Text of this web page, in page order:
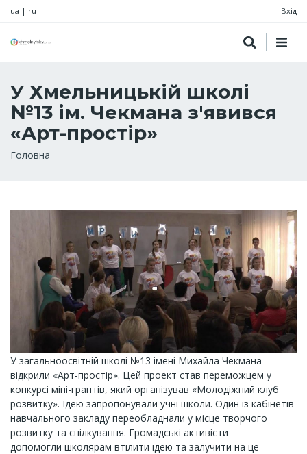
ua | ru Вхід
У Хмельницькій школі
№13 ім. Чекмана з'явився
«Арт-простір»
Рядок
Головна
У загальноосвітній школі №13 імені Михайла Чекмана
відкрили «Арт-простір». Цей проект став переможцем у
конкурсі міні-грантів, який організував «Молодіжний клуб
розвитку». Ідею запропонували учні школи. Один із кабінетів
навчального закладу переобладнали у місце творчого
розвитку та спілкування. Громадські активісти
допомогли школярам втілити ідею та залучити на це